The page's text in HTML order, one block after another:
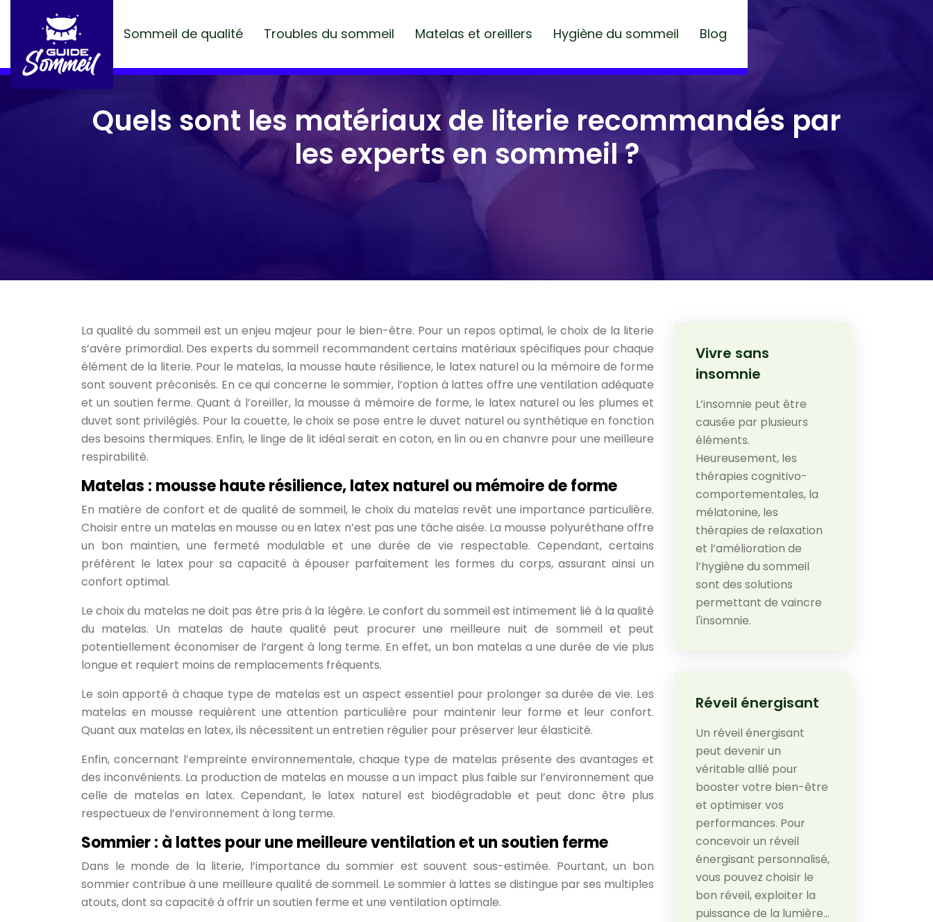
Sommeil de qualité Troubles du sommeil Matelas et oreillers Hygiène du sommeil Blog
Quels sont les matériaux de literie recommandés par
les experts en sommeil ?
La qualité du sommeil est un enjeu majeur pour le bien-être. Pour un repos optimal, le choix de la literie
s’avère primordial. Des experts du sommeil recommandent certains matériaux spécifiques pour chaque
élément de la literie. Pour le matelas, la mousse haute résilience, le latex naturel ou la mémoire de forme
sont souvent préconisés. En ce qui concerne le sommier, l’option à lattes offre une ventilation adéquate
et un soutien ferme. Quant à l’oreiller, la mousse à mémoire de forme, le latex naturel ou les plumes et
duvet sont privilégiés. Pour la couette, le choix se pose entre le duvet naturel ou synthétique en fonction
des besoins thermiques. Enfin, le linge de lit idéal serait en coton, en lin ou en chanvre pour une meilleure
respirabilité.
Matelas : mousse haute résilience, latex naturel ou mémoire de forme
En matière de confort et de qualité de sommeil, le choix du matelas revêt une importance particulière.
Choisir entre un matelas en mousse ou en latex n’est pas une tâche aisée. La mousse polyuréthane offre
un bon maintien, une fermeté modulable et une durée de vie respectable. Cependant, certains
préfèrent le latex pour sa capacité à épouser parfaitement les formes du corps, assurant ainsi un
confort optimal.
Le choix du matelas ne doit pas être pris à la légère. Le confort du sommeil est intimement lié à la qualité
du matelas. Un matelas de haute qualité peut procurer une meilleure nuit de sommeil et peut
potentiellement économiser de l’argent à long terme. En effet, un bon matelas a une durée de vie plus
longue et requiert moins de remplacements fréquents.
Le soin apporté à chaque type de matelas est un aspect essentiel pour prolonger sa durée de vie. Les
matelas en mousse requièrent une attention particulière pour maintenir leur forme et leur confort.
Quant aux matelas en latex, ils nécessitent un entretien régulier pour préserver leur élasticité.
Enfin, concernant l’empreinte environnementale, chaque type de matelas présente des avantages et
des inconvénients. La production de matelas en mousse a un impact plus faible sur l’environnement que
celle de matelas en latex. Cependant, le latex naturel est biodégradable et peut donc être plus
respectueux de l’environnement à long terme.
Sommier : à lattes pour une meilleure ventilation et un soutien ferme
Dans le monde de la literie, l’importance du sommier est souvent sous-estimée. Pourtant, un bon
sommier contribue à une meilleure qualité de sommeil. Le sommier à lattes se distingue par ses multiples
atouts, dont sa capacité à offrir un soutien ferme et une ventilation optimale.
Vivre sans
insomnie
L’insomnie peut être
causée par plusieurs
éléments.
Heureusement, les
thérapies cognitivo-
comportementales, la
mélatonine, les
thérapies de relaxation
et l’amélioration de
l’hygiène du sommeil
sont des solutions
permettant de vaincre
l'insomnie.
Réveil énergisant
Un réveil énergisant
peut devenir un
véritable allié pour
booster votre bien-être
et optimiser vos
performances. Pour
concevoir un réveil
énergisant personnalisé,
vous pouvez choisir le
bon réveil, exploiter la
puissance de la lumière…